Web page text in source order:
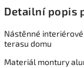
Detailní popis
Nástěnné
terasu domu
Materiál montury